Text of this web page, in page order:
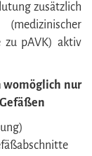
zusätzlich
zu pAVK) aktiv
womöglich nur